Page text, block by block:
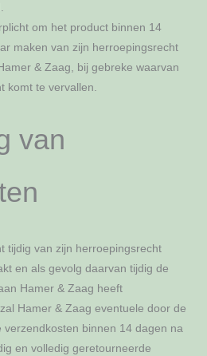
om het product binnen 14
maken van zijn herroepingsrecht
& Zaag, bij gebreke waarvan
komt te vervallen.
van
tijdig van zijn herroepingsrecht
en als gevolg daarvan tijdig de
Hamer & Zaag heeft
Hamer & Zaag eventuele door de
verzendkosten binnen 14 dagen na
en volledig geretourneerde